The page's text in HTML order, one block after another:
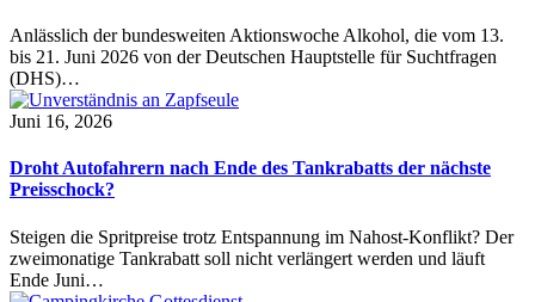
Anlässlich der bundesweiten Aktionswoche Alkohol, die vom 13.
bis 21. Juni 2026 von der Deutschen Hauptstelle für Suchtfragen
(DHS)…
Juni 16, 2026
Droht Autofahrern nach Ende des Tankrabatts der nächste
Preisschock?
Steigen die Spritpreise trotz Entspannung im Nahost-Konflikt? Der
zweimonatige Tankrabatt soll nicht verlängert werden und läuft
Ende Juni…